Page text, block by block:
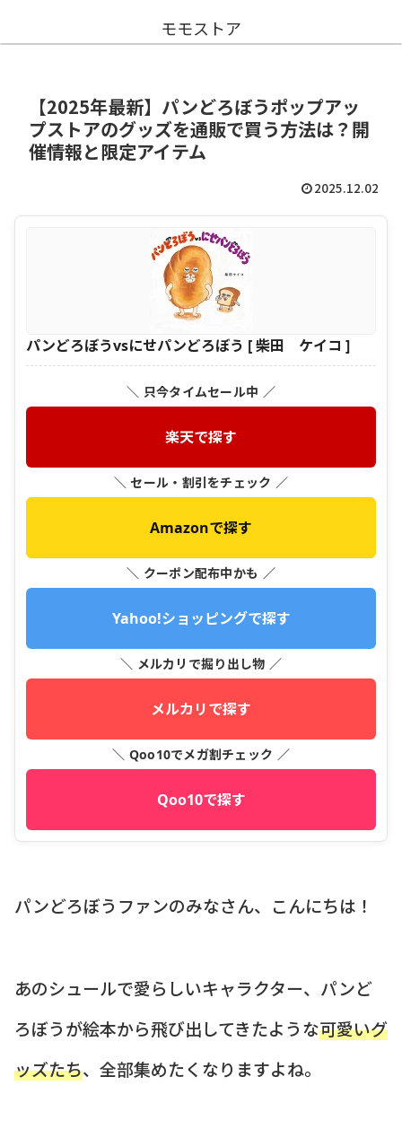
モモストア
【2025年最新】パンどろぼうポップアッ
プストアのグッズを通販で買う方法は？開
催情報と限定アイテム
2025.12.02
パンどろぼうvsにせパンどろぼう [ 柴田 ケイコ ]
＼ 只今タイムセール中 ／
楽天で探す
＼ セール・割引をチェック ／
Amazonで探す
＼ クーポン配布中かも ／
Yahoo!ショッピングで探す
＼ メルカリで掘り出し物 ／
メルカリで探す
＼ Qoo10でメガ割チェック ／
Qoo10で探す
パンどろぼうファンのみなさん、こんにちは！
あのシュールで愛らしいキャラクター、パンど
ろぼうが絵本から飛び出してきたような可愛いグ
ッズたち、全部集めたくなりますよね。